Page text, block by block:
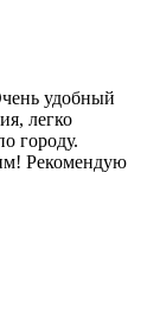
удобный
легко
городу.
Рекомендую